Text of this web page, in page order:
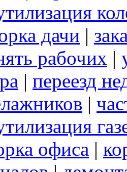
дачи |
рабочих |
| переезд
|
офиса |